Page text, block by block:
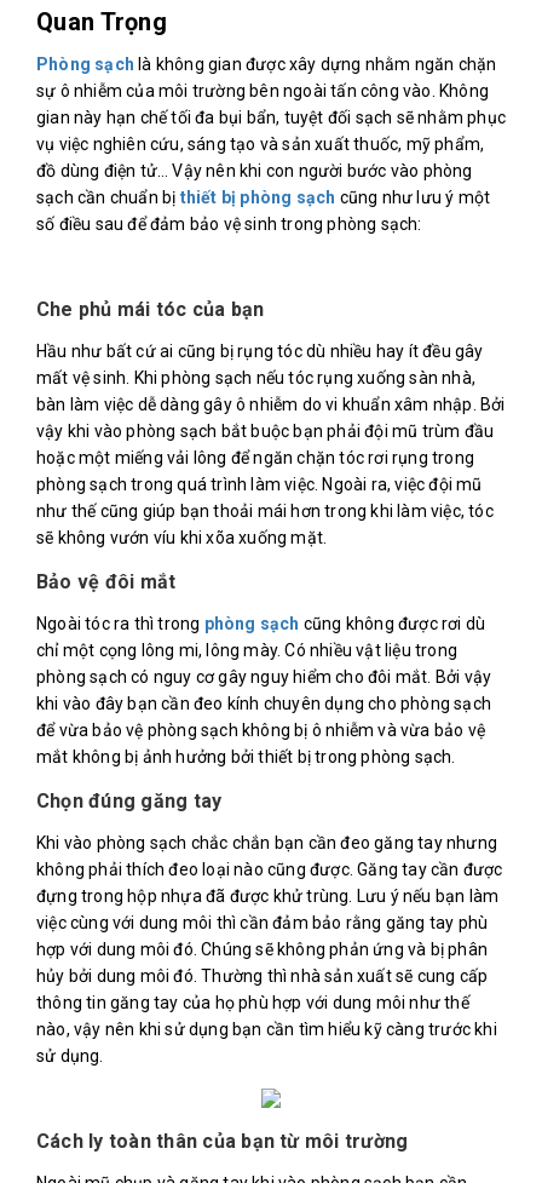
Quan Trọng
Phòng sạch là không gian được xây dựng nhằm ngăn chặn
sự ô nhiễm của môi trường bên ngoài tấn công vào. Không
gian này hạn chế tối đa bụi bẩn, tuyệt đối sạch sẽ nhằm phục
vụ việc nghiên cứu, sáng tạo và sản xuất thuốc, mỹ phẩm,
đồ dùng điện tử… Vậy nên khi con người bước vào phòng
sạch cần chuẩn bị thiết bị phòng sạch cũng như lưu ý một
số điều sau để đảm bảo vệ sinh trong phòng sạch:
Che phủ mái tóc của bạn
Hầu như bất cứ ai cũng bị rụng tóc dù nhiều hay ít đều gây
mất vệ sinh. Khi phòng sạch nếu tóc rụng xuống sàn nhà,
bàn làm việc dễ dàng gây ô nhiễm do vi khuẩn xâm nhập. Bởi
vậy khi vào phòng sạch bắt buộc bạn phải đội mũ trùm đầu
hoặc một miếng vải lông để ngăn chặn tóc rơi rụng trong
phòng sạch trong quá trình làm việc. Ngoài ra, việc đội mũ
như thế cũng giúp bạn thoải mái hơn trong khi làm việc, tóc
sẽ không vướn víu khi xõa xuống mặt.
Bảo vệ đôi mắt
Ngoài tóc ra thì trong phòng sạch cũng không được rơi dù
chỉ một cọng lông mi, lông mày. Có nhiều vật liệu trong
phòng sạch có nguy cơ gây nguy hiểm cho đôi mắt. Bởi vậy
khi vào đây bạn cần đeo kính chuyên dụng cho phòng sạch
để vừa bảo vệ phòng sạch không bị ô nhiễm và vừa bảo vệ
mắt không bị ảnh hưởng bởi thiết bị trong phòng sạch.
Chọn đúng găng tay
Khi vào phòng sạch chắc chắn bạn cần đeo găng tay nhưng
không phải thích đeo loại nào cũng được. Găng tay cần được
đựng trong hộp nhựa đã được khử trùng. Lưu ý nếu bạn làm
việc cùng với dung môi thì cần đảm bảo rằng găng tay phù
hợp với dung môi đó. Chúng sẽ không phản ứng và bị phân
hủy bởi dung môi đó. Thường thì nhà sản xuất sẽ cung cấp
thông tin găng tay của họ phù hợp với dung môi như thế
nào, vậy nên khi sử dụng bạn cần tìm hiểu kỹ càng trước khi
sử dụng.
Cách ly toàn thân của bạn từ môi trường